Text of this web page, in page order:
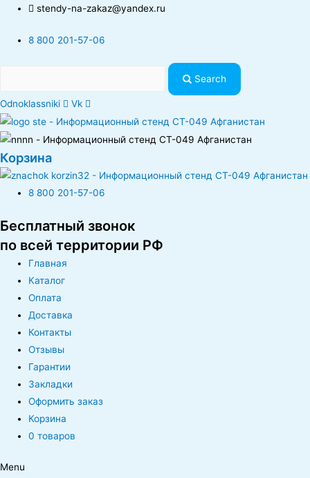
stendy-na-zakaz@yandex.ru
8 800 201-57-06
Search
Odnoklassniki Vk
Корзина
8 800 201-57-06
Бесплатный звонок
по всей территории РФ
Главная
Каталог
Оплата
Доставка
Контакты
Отзывы
Гарантии
Закладки
Оформить заказ
Корзина
0 товаров
Menu